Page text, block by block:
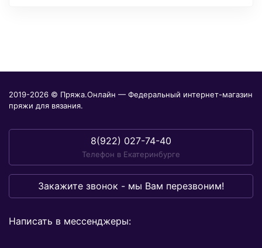
2019-2026 © Пряжа.Онлайн — Федеральный интернет-магазин
пряжи для вязания.
8(922) 027-74-40
Телефон в Екатеринбурге
Закажите звонок - мы Вам перезвоним!
Написать в мессенджеры: